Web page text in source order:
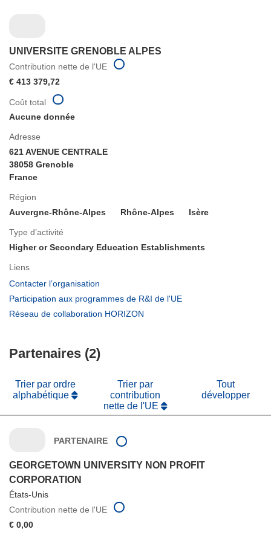
UNIVERSITE GRENOBLE ALPES
Contribution nette de l'UE
€ 413 379,72
Adresse
621 AVENUE CENTRALE
38058 Grenoble
France
Région
Auvergne-Rhône-Alpes
Rhône-Alpes Isère
Type d’activité
Higher or Secondary Education Establishments
Liens
Contacter l’organisation
dans
une
Participation aux programmes de R&I de l'UE
Réseau de collaboration HORIZON
Coût total
Aucune donnée
Partenaires (2)
Trier par ordre
alphabétique
Trier par
contribution
nette de l'UE
Tout
développer
PARTENAIRE
GEORGETOWN UNIVERSITY NON PROFIT
CORPORATION
États-Unis
Contribution nette de l'UE
€ 0,00